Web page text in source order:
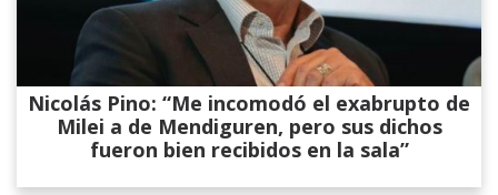
Nicolás Pino: “Me incomodó el exabrupto de
Milei a de Mendiguren, pero sus dichos
fueron bien recibidos en la sala”